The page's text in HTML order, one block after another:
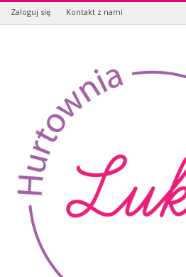
Zaloguj się Kontakt z nami